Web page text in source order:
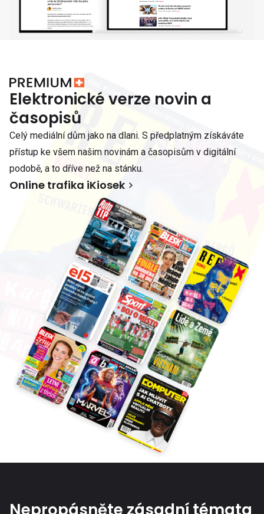
Elektronické verze novin a
časopisů
Celý mediální dům jako na dlani. S předplatným získáváte
přístup ke všem našim novinám a časopisům v digitální
podobě, a to dříve než na stánku.
Online trafika iKiosek